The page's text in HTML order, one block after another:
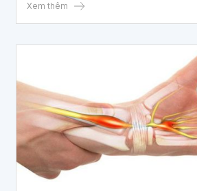
hội và kéo theo đó là sự gia tăng của
Xem thêm